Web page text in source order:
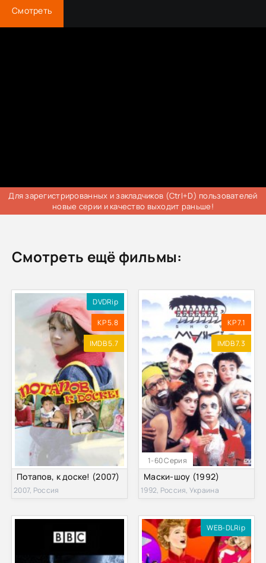
Смотреть
Для зарегистрированных и закладчиков (Ctrl+D) пользователей
новые серии и качество выходит раньше!
Смотреть ещё фильмы:
DVDRip
KP 5.8
IMDB 5.7
Потапов, к доске! (2007)
2007, Россия
1-60 Серия
KP 7.1
IMDB 7.3
Маски-шоу (1992)
1992, Россия, Украина
WEB-DLRip